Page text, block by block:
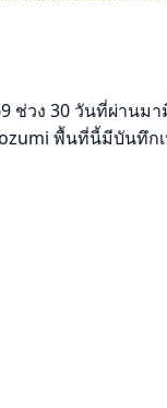
ช่วง 30 วันที่ผ่าน
พื้นที่นี้มีบันทึ